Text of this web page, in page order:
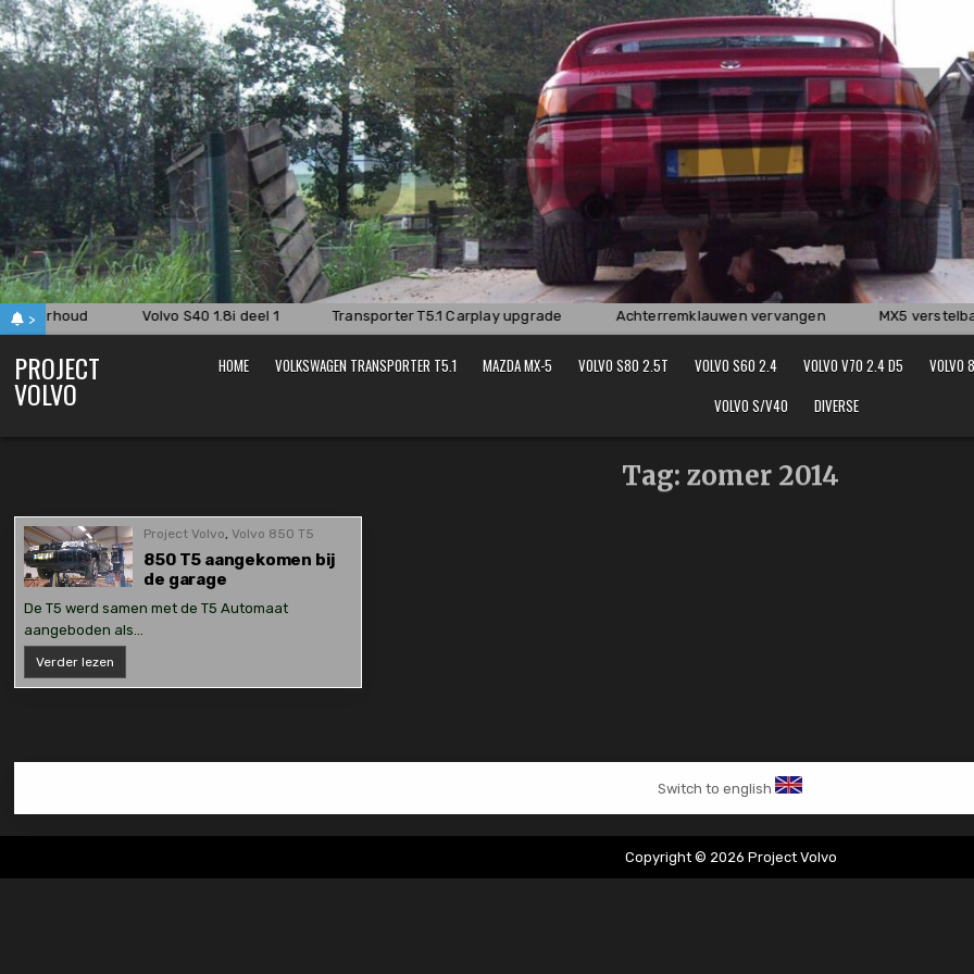
Skip
to
content
> Volvo S40 1.8i deel 1 Transporter T5.1 Carplay upgrade Achterremklauwen vervangen MX5
PROJECT
VOLVO
HOME VOLKSWAGEN TRANSPORTER T5.1 MAZDA MX-5 VOLVO S80 2.5T VOLVO S60 2.4 VOLVO V70 2.4 D5
VOLVO S/V40
DIVERSE
Tag: zomer 2014
Project Volvo,Volvo 850 T5
850 T5 aangekomen bij
de garage
De T5 werd samen met de T5 Automaat
aangeboden als…
Verder lezen
T5
aangekomen
Switch to english
Copyright © 2026 Project Volvo